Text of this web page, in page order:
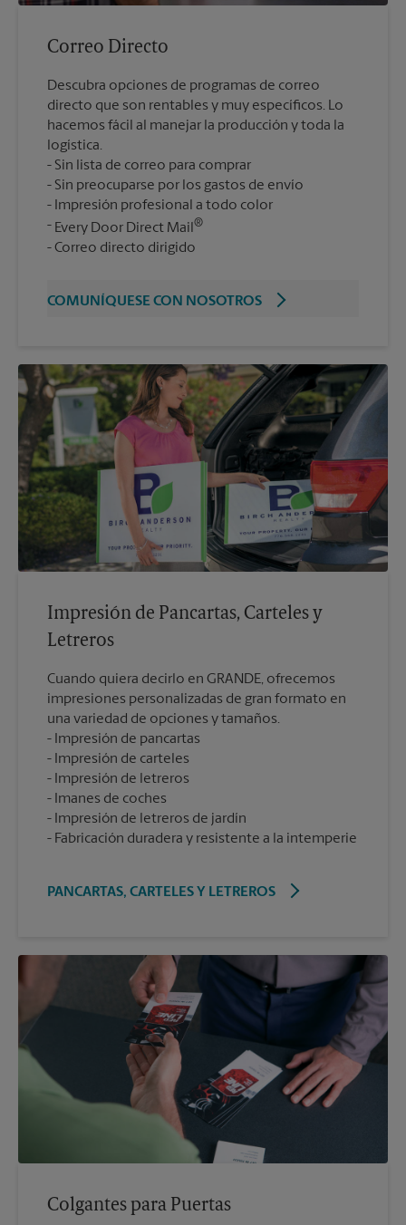
Correo Directo
Descubra opciones de programas de correo
directo que son rentables y muy específicos. Lo
hacemos fácil al manejar la producción y toda la
logística.
Sin lista de correo para comprar
Sin preocuparse por los gastos de envío
Impresión profesional a todo color
Every Door Direct Mail ®
Correo directo dirigido
COMUNÍQUESE CON NOSOTROS
Impresión de Pancartas, Carteles y
Letreros
Cuando quiera decirlo en GRANDE, ofrecemos
impresiones personalizadas de gran formato en
una variedad de opciones y tamaños.
Impresión de pancartas
Impresión de carteles
Impresión de letreros
Imanes de coches
Impresión de letreros de jardín
Fabricación duradera y resistente a la intemperie
PANCARTAS, CARTELES Y LETREROS
Colgantes para Puertas